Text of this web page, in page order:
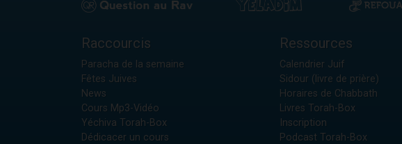
Raccourcis
Paracha de la semaine
Fêtes Juives
News
Cours Mp3-Vidéo
Yéchiva Torah-Box
Dédicacer un cours
Ressources
Calendrier Juif
Sidour (livre de prière)
Horaires de Chabbath
Livres Torah-Box
Inscription
Podcast Torah-Box